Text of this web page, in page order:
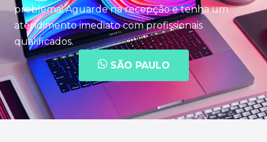
problema! Aguarde na recepção e tenha um
atendimento imediato com profissionais
qualificados.
SÃO PAULO